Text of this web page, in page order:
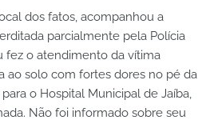
dos fatos, acompanhou a
parcialmente pela Polícia
fez o atendimento da vítima
ao solo com fortes dores no pé da
o Hospital Municipal de Jaíba,
Não foi informado sobre seu